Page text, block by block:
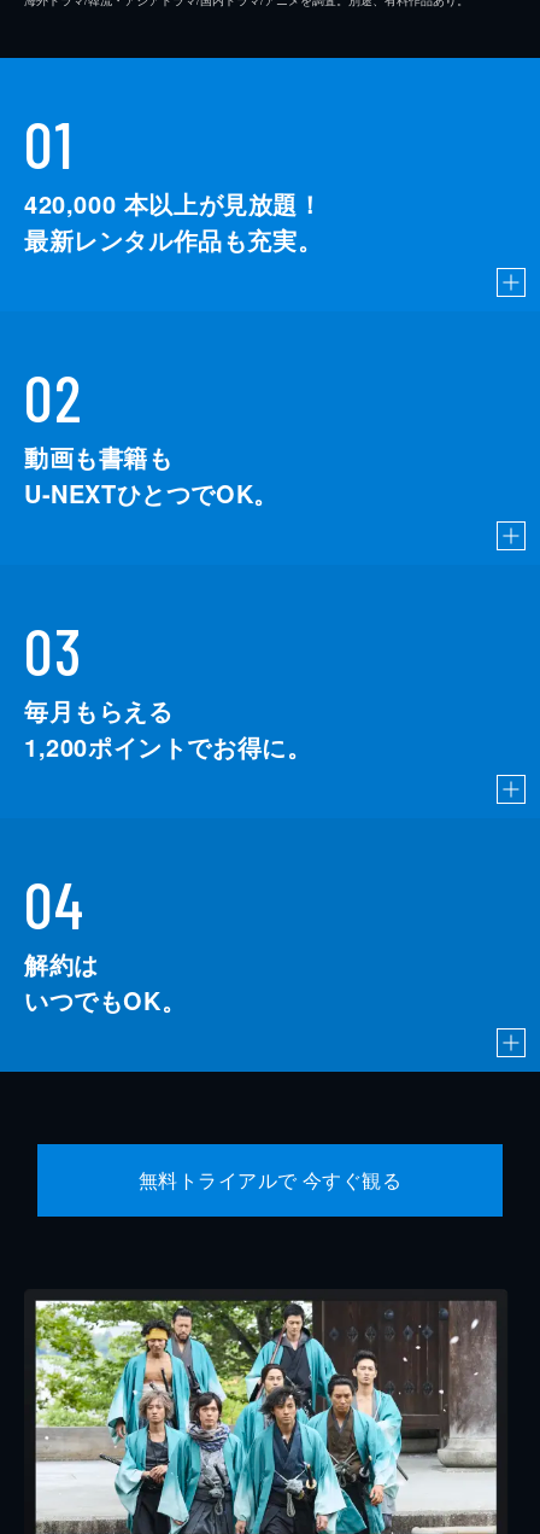
01
420,000 本以上が見放題！
最新レンタル作品も充実。
02
動画も書籍も
U-NEXTひとつでOK。
03
毎月もらえる
1,200ポイントでお得に。
04
解約は
いつでもOK。
無料トライアルで 今すぐ観る